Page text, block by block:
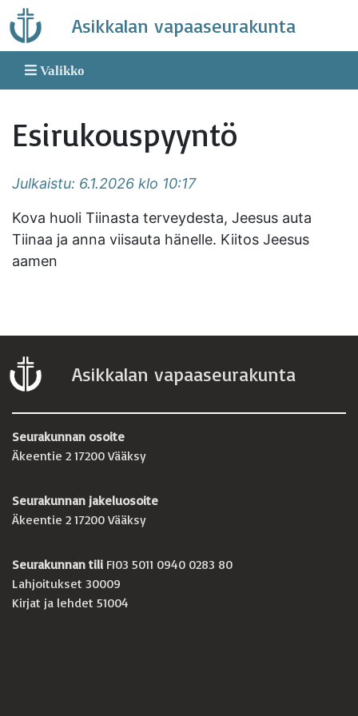
Skip
to
content
Asikkalan vapaaseurakunta
Valikko
Esirukouspyyntö
Julkaistu: 6.1.2026 klo 10:17
Kova huoli Tiinasta terveydesta, Jeesus auta
Tiinaa ja anna viisauta hänelle. Kiitos Jeesus
aamen
Asikkalan vapaaseurakunta
Seurakunnan osoite
Äkeentie 2 17200 Vääksy
Seurakunnan jakeluosoite
Äkeentie 2 17200 Vääksy
Seurakunnan tili FI03 5011 0940 0283 80
Lahjoitukset 30009
Kirjat ja lehdet 51004